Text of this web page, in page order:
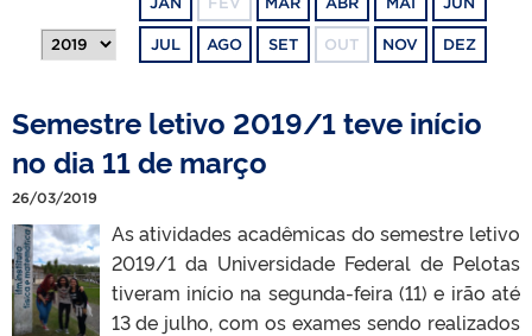
OUVIDORIA
TELEFONES
JUL AGO SET OUT NOV DEZ
Semestre letivo 2019/1 teve início
no dia 11 de março
26/03/2019
As atividades acadêmicas do semestre letivo
2019/1 da Universidade Federal de Pelotas
tiveram início na segunda-feira (11) e irão até
13 de julho, com os exames sendo realizados